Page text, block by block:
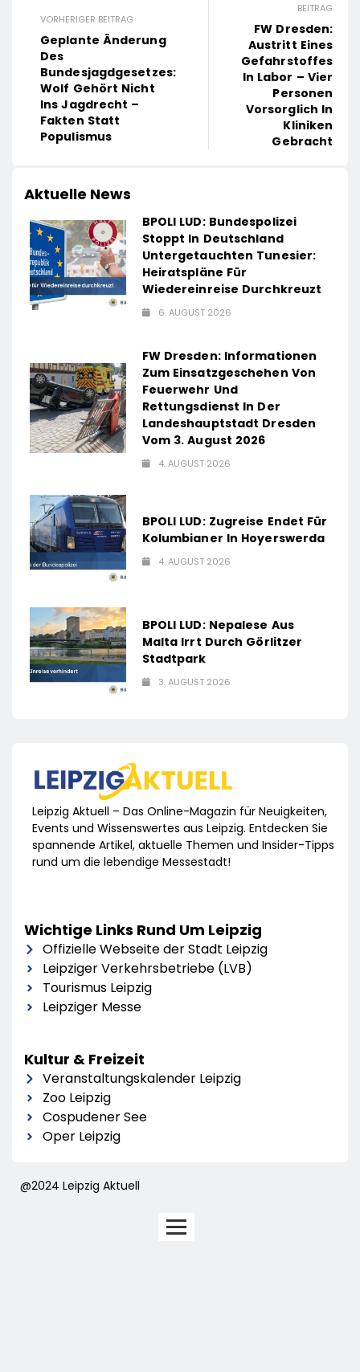
VORHERIGER BEITRAG
Geplante Änderung
Des
Bundesjagdgesetzes:
Wolf Gehört Nicht
Ins Jagdrecht –
Fakten Statt
Populismus
BEITRAG
FW Dresden:
Austritt Eines
Gefahrstoffes
In Labor – Vier
Personen
Vorsorglich In
Kliniken
Gebracht
Aktuelle News
BPOLI LUD: Bundespolizei
Stoppt In Deutschland
Untergetauchten Tunesier:
Heiratspläne Für
Wiedereinreise Durchkreuzt
6. AUGUST 2026
FW Dresden: Informationen
Zum Einsatzgeschehen Von
Feuerwehr Und
Rettungsdienst In Der
Landeshauptstadt Dresden
Vom 3. August 2026
4. AUGUST 2026
BPOLI LUD: Zugreise Endet Für
Kolumbianer In Hoyerswerda
4. AUGUST 2026
BPOLI LUD: Nepalese Aus
Malta Irrt Durch Görlitzer
Stadtpark
3. AUGUST 2026
Leipzig Aktuell – Das Online-Magazin für Neuigkeiten,
Events und Wissenswertes aus Leipzig. Entdecken Sie
spannende Artikel, aktuelle Themen und Insider-Tipps
rund um die lebendige Messestadt!
Wichtige Links Rund Um Leipzig
Offizielle Webseite der Stadt Leipzig
Leipziger Verkehrsbetriebe (LVB)
Tourismus Leipzig
Leipziger Messe
Kultur & Freizeit
Veranstaltungskalender Leipzig
Zoo Leipzig
Cospudener See
Oper Leipzig
@2024 Leipzig Aktuell